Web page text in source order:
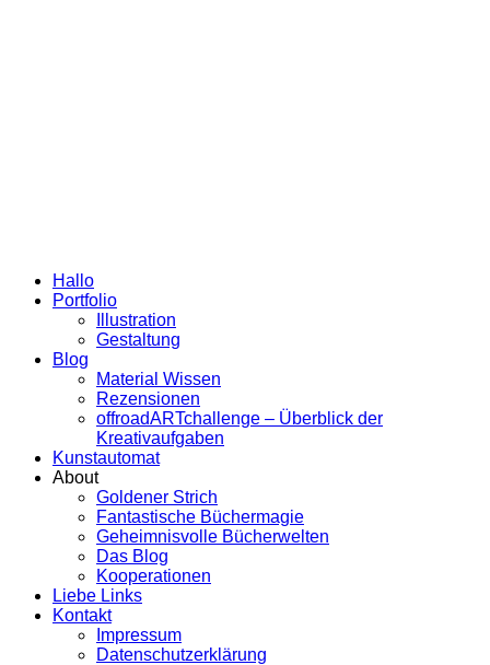
Hallo
Portfolio
Illustration
Gestaltung
Blog
Material Wissen
Rezensionen
offroadARTchallenge – Überblick der
Kreativaufgaben
Kunstautomat
About
Goldener Strich
Fantastische Büchermagie
Geheimnisvolle Bücherwelten
Das Blog
Kooperationen
Liebe Links
Kontakt
Impressum
Datenschutzerklärung